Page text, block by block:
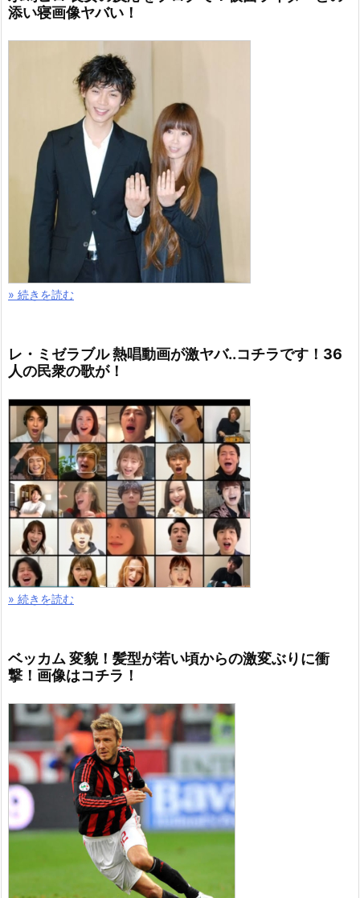
添い寝画像ヤバい！
» 続きを読む
レ・ミゼラブル 熱唱動画が激ヤバ..コチラです！36
人の民衆の歌が！
» 続きを読む
ベッカム 変貌！髪型が若い頃からの激変ぶりに衝
撃！画像はコチラ！